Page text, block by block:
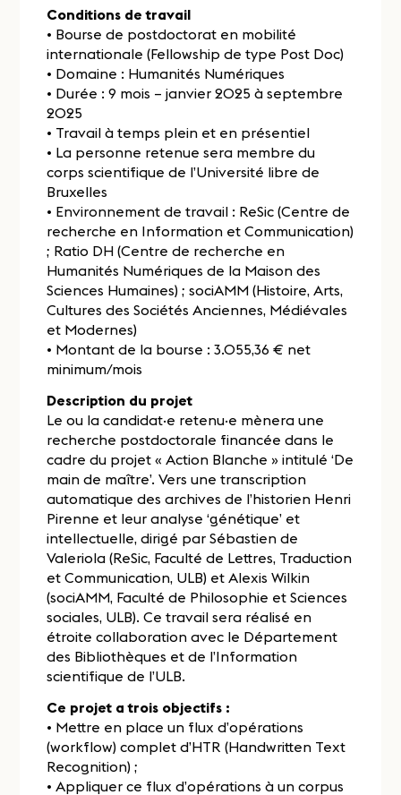
Conditions de travail
• Bourse de postdoctorat en mobilité
internationale (Fellowship de type Post Doc)
• Domaine : Humanités Numériques
• Durée : 9 mois – janvier 2025 à septembre
2025
• Travail à temps plein et en présentiel
• La personne retenue sera membre du
corps scientifique de l’Université libre de
Bruxelles
• Environnement de travail : ReSic (Centre de
recherche en Information et Communication)
; Ratio DH (Centre de recherche en
Humanités Numériques de la Maison des
Sciences Humaines) ; sociAMM (Histoire, Arts,
Cultures des Sociétés Anciennes, Médiévales
et Modernes)
• Montant de la bourse : 3.055,36 € net
minimum/mois
Description du projet
Le ou la candidat·e retenu·e mènera une
recherche postdoctorale financée dans le
cadre du projet « Action Blanche » intitulé ‘De
main de maître’. Vers une transcription
automatique des archives de l’historien Henri
Pirenne et leur analyse ‘génétique’ et
intellectuelle, dirigé par Sébastien de
Valeriola (ReSic, Faculté de Lettres, Traduction
et Communication, ULB) et Alexis Wilkin
(sociAMM, Faculté de Philosophie et Sciences
sociales, ULB). Ce travail sera réalisé en
étroite collaboration avec le Département
des Bibliothèques et de l’Information
scientifique de l’ULB.
Ce projet a trois objectifs :
• Mettre en place un flux d’opérations
(workflow) complet d’HTR (Handwritten Text
Recognition) ;
• Appliquer ce flux d’opérations à un corpus